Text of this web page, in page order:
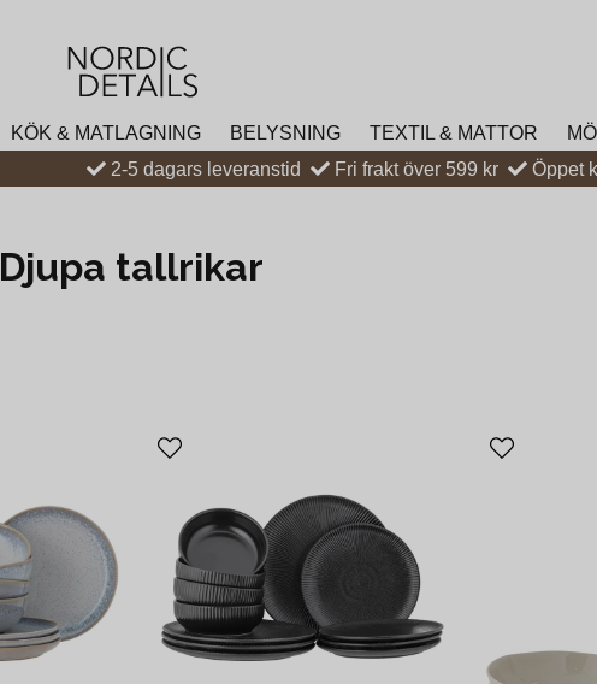
KÖK & MATLAGNING BELYSNING TEXTIL & MATTOR
2-5 dagars leveranstid Fri frakt över 599 kr Öppet
Djupa tallrikar